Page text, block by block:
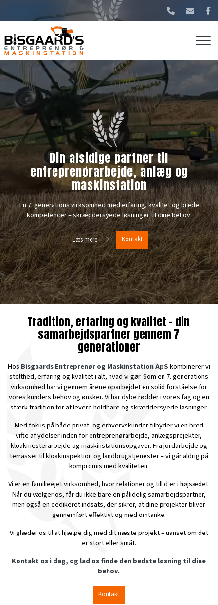
Din alsidige partner til
entreprenørarbejde, anlæg og
maskinstation
En 7. generations virksomhed med erfaring, kvalitet og brede
kompetencer – skræddersyede løsninger til dine behov.
Læs mere Kontakt
Tradition, erfaring og kvalitet – din
samarbejdspartner gennem 7
generationer
Hos Bisgaards Entreprenør og Maskinstation ApSkombinerer vi
stolthed, erfaring og kvalitet i alt, hvad vi gør. Som en 7. generations
virksomhed har vi gennem årene oparbejdet en solid forståelse for
vores kunders behov og ønsker. Vi har dybe rødder i vores fag og en
stærk tradition for at levere holdbare og skræddersyede løsninger.
Med fokus på både privat- og erhvervskunder tilbyder vi en bred
vifte af ydelser inden for entreprenørarbejde, anlægsprojekter,
kloakmesterarbejde og maskinstationsopgaver. Fra jordarbejde og
terrasser til kloakinspektion og landbrugstjenester – vi går aldrig på
kompromis med kvaliteten.
Vi er en familieejet virksomhed, hvor relationer og tillid er i højsædet.
Når du vælger os, får du ikke bare en pålidelig samarbejdspartner,
men også en dedikeret indsats, der sikrer, at dine projekter bliver
gennemført effektivt og med omtanke.
Vi glæder os til at hjælpe dig med dit næste projekt – uanset om det
er stort eller småt.
Kontakt os i dag, og lad os finde den bedste løsning til dine
behov.
Kontakt